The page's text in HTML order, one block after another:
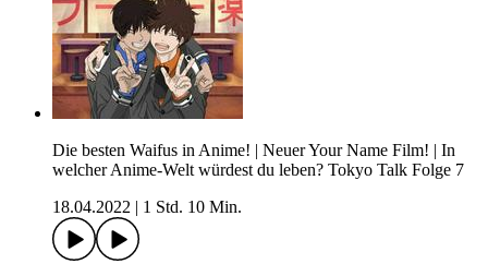
Die besten Waifus in Anime! | Neuer Your Name Film! | In
welcher Anime-Welt würdest du leben? Tokyo Talk Folge 7
18.04.2022
1 Std. 10 Min.